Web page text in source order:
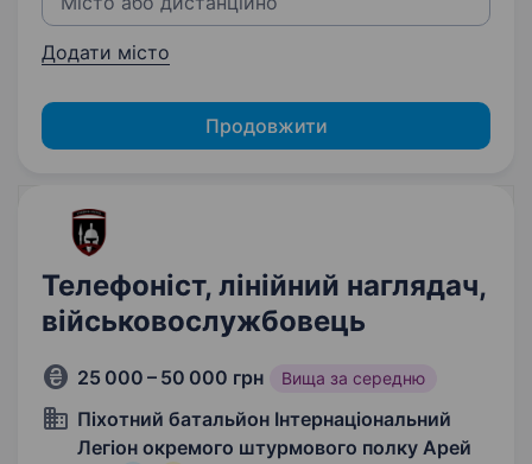
Додати місто
Продовжити
Телефоніст, лінійний наглядач,
військовослужбовець
25 000 – 50 000 грн Вища за середню
Піхотний батальйон Інтернаціональний
Легіон окремого штурмового полку Арей